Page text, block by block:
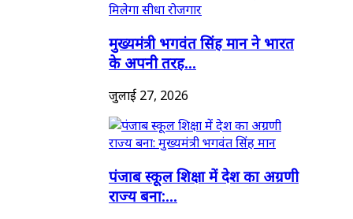
मुख्यमंत्री भगवंत सिंह मान ने भारत
के अपनी तरह...
जुलाई 27, 2026
पंजाब स्कूल शिक्षा में देश का अग्रणी
राज्य बना:...